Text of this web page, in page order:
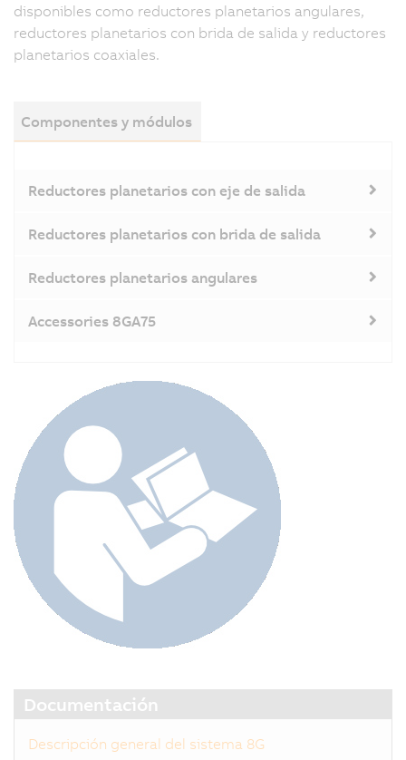
disponibles como reductores planetarios angulares,
reductores planetarios con brida de salida y reductores
planetarios coaxiales.
Componentes y módulos
Reductores planetarios con eje de salida
Reductores planetarios con brida de salida
Reductores planetarios angulares
Accessories 8GA75
Documentación
Descripción general del sistema 8G